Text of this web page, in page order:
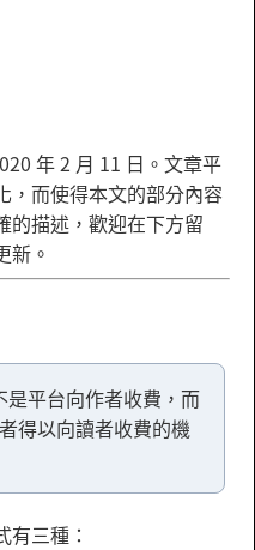
年 2 月 11 日。文章平
，而使得本文的部分內容
的描述，歡迎在下方留
新。
平台向作者收費，而
得以向讀者收費的機
三種：